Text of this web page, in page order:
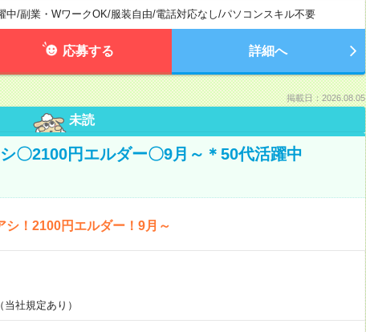
中/副業・WワークOK/服装自由/電話対応なし/パソコンスキル不要
応募する 詳細へ
掲載日：2026.08.05
未読
〇2100円エルダー〇9月～＊50代活躍中
シ！2100円エルダー！9月～
社規定あり）